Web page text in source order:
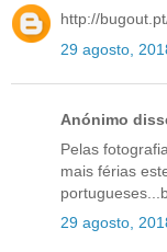
http://
29 agosto,
Anónimo
Pelas
mais férias
29 agosto,